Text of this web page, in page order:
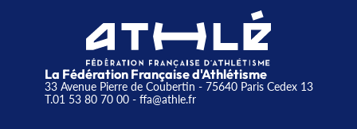
La Fédération Française d'Athlétisme
33 Avenue Pierre de Coubertin - 75640 Paris Cedex 13
T.01 53 80 70 00- ffa@athle.fr